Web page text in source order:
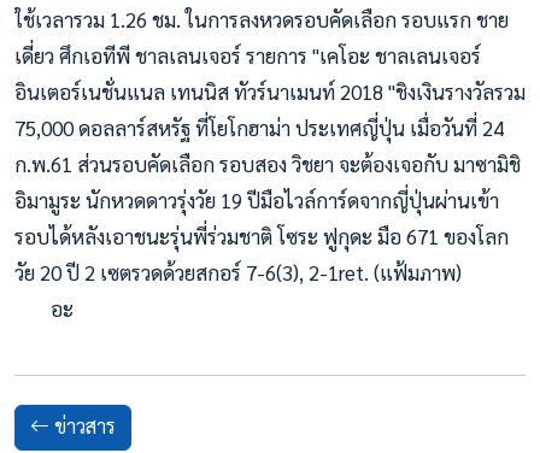
ใช้เวลารวม 1.26 ชม. ในการลงหวดรอบคัดเลือก รอบแรก ชาย
เดี่ยว ศึกเอทีพี ชาลเลนเจอร์ รายการ "เคโอะ ชาลเลนเจอร์
อินเตอร์เนชั่นแนล เทนนิส ทัวร์นาเมนท์ 2018 "ชิงเงินรางวัลรวม
75,000 ดอลลาร์สหรัฐ ที่โยโกฮาม่า ประเทศญี่ปุ่น เมื่อวันที่ 24
ก.พ.61 ส่วนรอบคัดเลือก รอบสอง วิชยา จะต้องเจอกับ มาซามิชิ
อิมามูระ นักหวดดาวรุ่งวัย 19 ปีมือไวล์การ์ดจากญี่ปุ่นผ่านเข้า
รอบได้หลังเอาชนะรุ่นพี่ร่วมชาติ โซระ ฟูกุดะ มือ 671 ของโลก
วัย 20 ปี 2 เซตรวดด้วยสกอร์ 7-6(3), 2-1ret. (แฟ้มภาพ)
อะ
ข่าวสาร